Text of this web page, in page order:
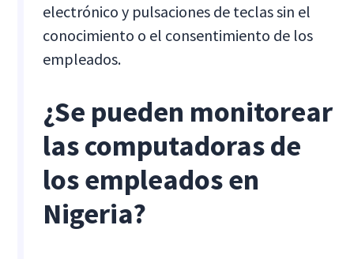
electrónico y pulsaciones de teclas sin el
conocimiento o el consentimiento de los
empleados.
¿Se pueden monitorear
las computadoras de
los empleados en
Nigeria?